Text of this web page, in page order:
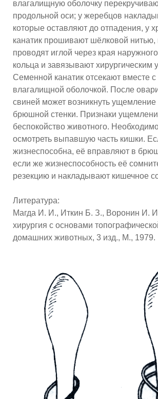
влагалищную оболочку
продольной оси; у жеребцов
которые оставляют до отпадения, у
канатик прошивают шёлковой нитью,
проводят иглой через края
кольца и завязывают хирургическим
Семенной канатик отсекают вместе
влагалищной оболочкой. После
свиней может возникнуть
брюшной стенки. Признаки
беспокойство животного.
осмотреть выпавшую часть кишки.
жизнеспособна, её вправляют в
если же жизнеспособность её
резекцию и накладывают кишечное
Литература:
Магда И. И., Иткин Б. З., Воронин И.
хирургия с основами
домашних животных, 3 изд., М., 1979.